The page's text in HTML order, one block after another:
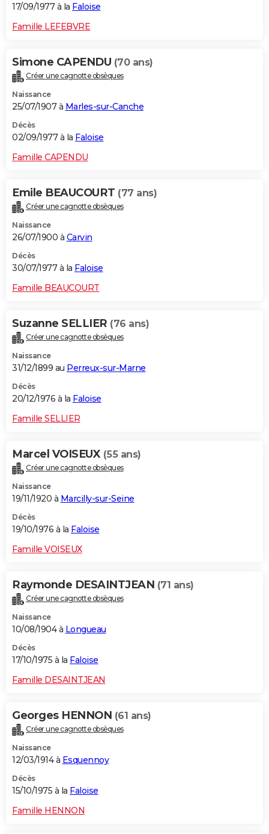
17/09/1977 à la Faloise
Famille LEFEBVRE
Simone CAPENDU (70 ans)
Créer une cagnotte obsèques
Naissance
25/07/1907 à Marles-sur-Canche
Décès
02/09/1977 à la Faloise
Famille CAPENDU
Emile BEAUCOURT (77 ans)
Créer une cagnotte obsèques
Naissance
26/07/1900 à Carvin
Décès
30/07/1977 à la Faloise
Famille BEAUCOURT
Suzanne SELLIER (76 ans)
Créer une cagnotte obsèques
Naissance
31/12/1899 au Perreux-sur-Marne
Décès
20/12/1976 à la Faloise
Famille SELLIER
Marcel VOISEUX (55 ans)
Créer une cagnotte obsèques
Naissance
19/11/1920 à Marcilly-sur-Seine
Décès
19/10/1976 à la Faloise
Famille VOISEUX
Raymonde DESAINTJEAN (71 ans)
Créer une cagnotte obsèques
Naissance
10/08/1904 à Longueau
Décès
17/10/1975 à la Faloise
Famille DESAINTJEAN
Georges HENNON (61 ans)
Créer une cagnotte obsèques
Naissance
12/03/1914 à Esquennoy
Décès
15/10/1975 à la Faloise
Famille HENNON